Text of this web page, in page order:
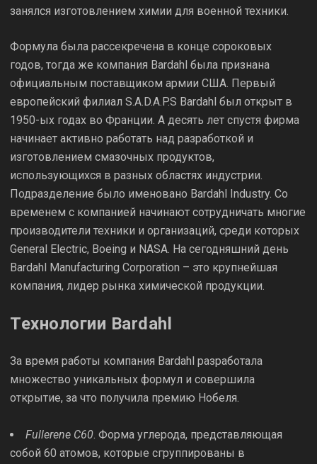
занялся изготовлением химии для военной техники.
Формула была рассекречена в конце сороковых
годов, тогда же компания Bardahl была признана
официальным поставщиком армии США. Первый
европейский филиал S.A.D.A.P.S Bardahl был открыт в
1950-ых годах во Франции. А десять лет спустя фирма
начинает активно работать над разработкой и
изготовлением смазочных продуктов,
использующихся в разных областях индустрии.
Подразделение было именовано Bardahl Industry. Со
временем с компанией начинают сотрудничать многие
производители техники и организаций, среди которых
General Electric, Boeing и NASA. На сегодняшний день
Bardahl Manufacturing Corporation – это крупнейшая
компания, лидер рынка химической продукции.
Технологии Bardahl
За время работы компания Bardahl разработала
множество уникальных формул и совершила
открытие, за что получила премию Нобеля.
Fullerene C60. Форма углерода, представляющая
собой 60 атомов, которые сгруппированы в